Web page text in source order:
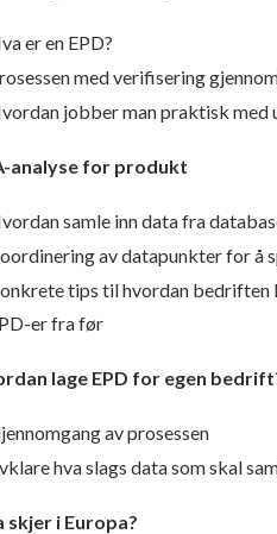
er en EPD?
med verifisering
jobber man praktisk med
analyse for produkt
samle inn data fra
av datapunkter for å
tips til hvordan bedriften
er fra før
lage EPD for egen
av prosessen
hva slags data som skal
skjer i Europa?